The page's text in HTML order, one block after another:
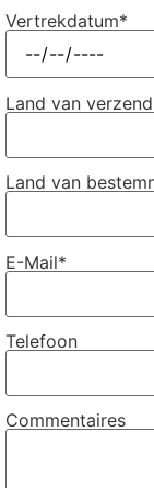
Vertrekdatum*
Land van
Land van
E-Mail*
Telefoon
Commentaires